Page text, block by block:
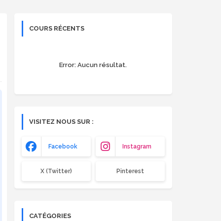
COURS RÉCENTS
Error: Aucun résultat.
VISITEZ NOUS SUR :
Facebook Instagram
X (Twitter) Pinterest
CATÉGORIES